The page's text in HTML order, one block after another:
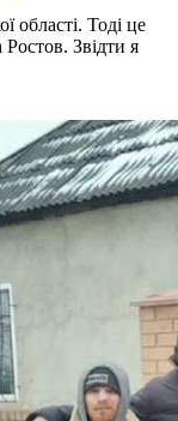
області. Тоді це
Звідти я